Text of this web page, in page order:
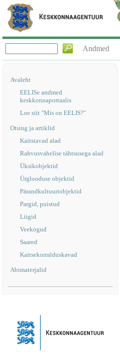
Andmed
Avaleht
EELISe andmed
keskkonnaportaalis
Loe siit "Mis on EELIS?"
Otsing ja artiklid
Kaitstavad alad
Rahvusvahelise tähtsusega alad
Üksikobjektid
Ürglooduse objektid
Pärandkultuuriobjektid
Pargid, puistud
Liigid
Veekogud
Saared
Kaitsekorralduskavad
Abimaterjalid